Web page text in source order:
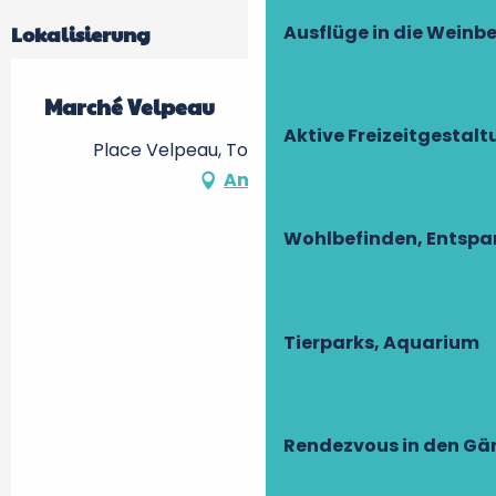
Ausflüge in die
Aktive
Wohlbefinden,
Tierparks, Aquarium
Rendezvous in den
Lokalisierung
Marché Velpeau
Place Velpeau, Tours -, 37000 Tours
Anfahrt